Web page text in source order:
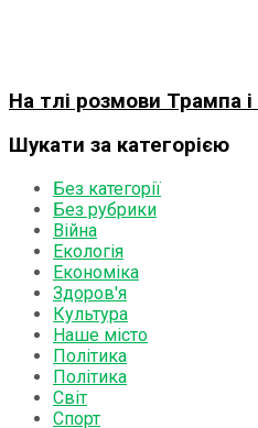
На тлі розмови Трампа
Шукати за категорією
Без категорії
Без рубрики
Війна
Екологія
Економіка
Здоров'я
Культура
Наше місто
Політика
Політика
Світ
Спорт